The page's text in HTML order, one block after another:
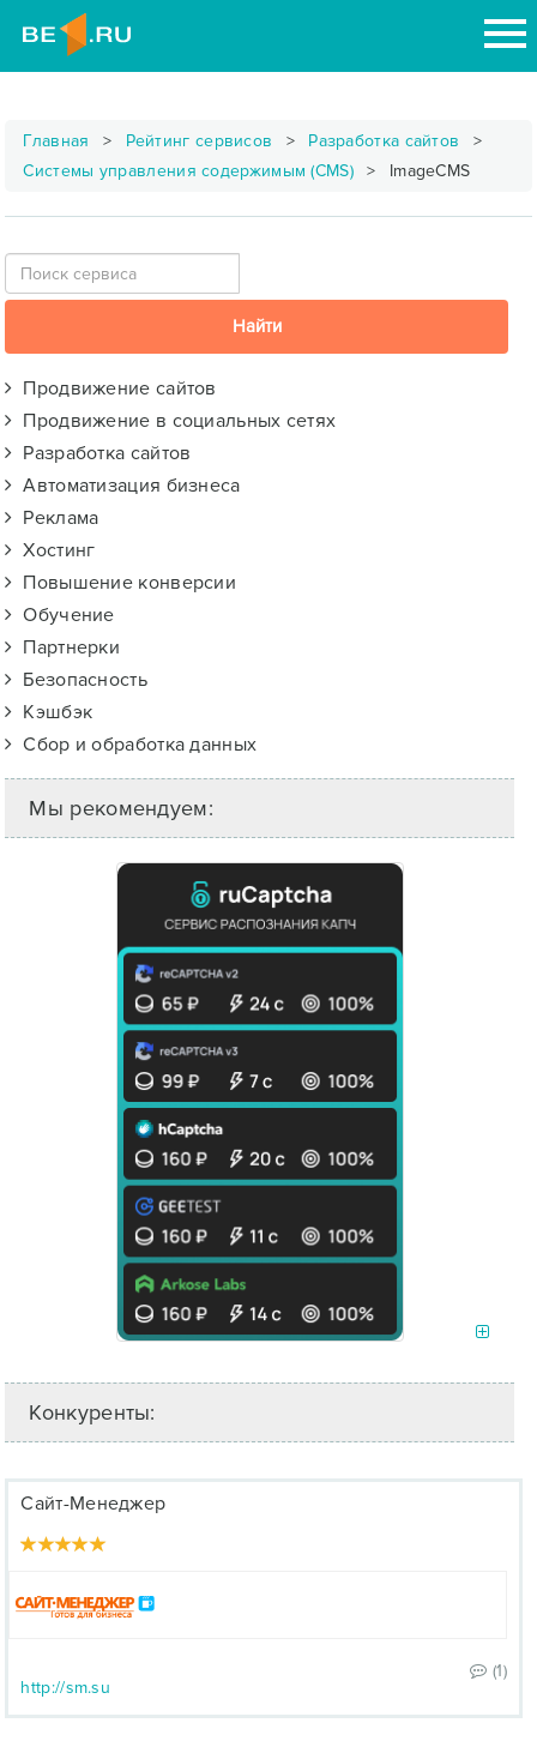
Главная Рейтинг сервисов
Разработка сайтов
Системы управления содержимым (CMS)
ImageCMS
Продвижение сайтов
Продвижение в социальных сетях
Разработка сайтов
Автоматизация бизнеса
Реклама
Хостинг
Повышение конверсии
Обучение
Партнерки
Безопасность
Кэшбэк
Сбор и обработка данных
Мы рекомендуем:
Конкуренты:
Сайт-Менеджер
(1)
http://sm.su